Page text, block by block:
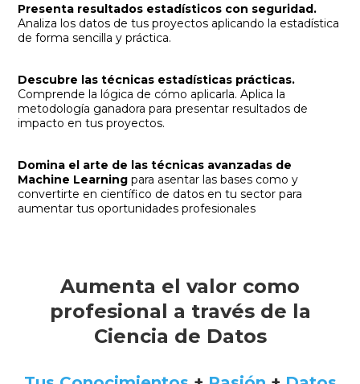
Presenta resultados estadísticos con seguridad.
Analiza los datos de tus proyectos aplicando la estadística
de forma sencilla y práctica.
Descubre las técnicas estadísticas prácticas.
Comprende la lógica de cómo aplicarla. Aplica la
metodología ganadora para presentar resultados de
impacto en tus proyectos.
Domina el arte de las técnicas avanzadas de
Machine Learning para asentar las bases como y
convertirte en científico de datos en tu sector para
aumentar tus oportunidades profesionales
Aumenta el valor como
profesional a través de la
Ciencia de Datos